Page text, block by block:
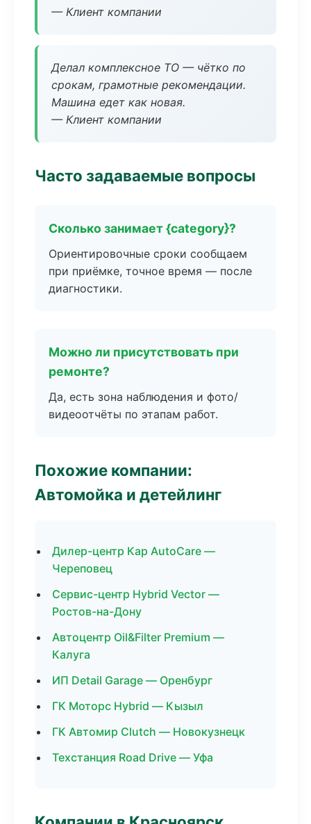
— Клиент компании
Делал комплексное ТО — чётко по
срокам, грамотные рекомендации.
Машина едет как новая.
— Клиент компании
Часто задаваемые вопросы
Сколько занимает {category}?
Ориентировочные сроки сообщаем
при приёмке, точное время — после
диагностики.
Можно ли присутствовать при
ремонте?
Да, есть зона наблюдения и фото/
видеоотчёты по этапам работ.
Похожие компании:
Автомойка и детейлинг
Дилер-центр Кар AutoCare —
Череповец
Сервис-центр Hybrid Vector —
Ростов-на-Дону
Автоцентр Oil&Filter Premium —
Калуга
ИП Detail Garage — Оренбург
ГК Моторс Hybrid — Кызыл
ГК Автомир Clutch — Новокузнецк
Техстанция Road Drive — Уфа